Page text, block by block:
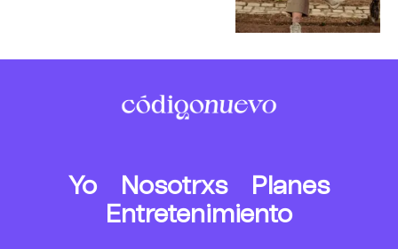
Yo Nosotrxs
Planes
Entretenimiento